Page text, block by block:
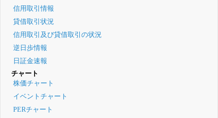
信用取引情報
貸借取引状況
信用取引及び貸借取引の状況
逆日歩情報
日証金速報
チャート
株価チャート
イベントチャート
PERチャート